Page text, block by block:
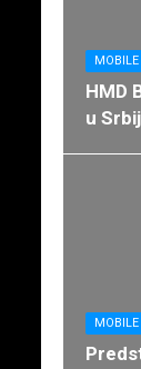
MOBILE
HMD
u
MOBILE